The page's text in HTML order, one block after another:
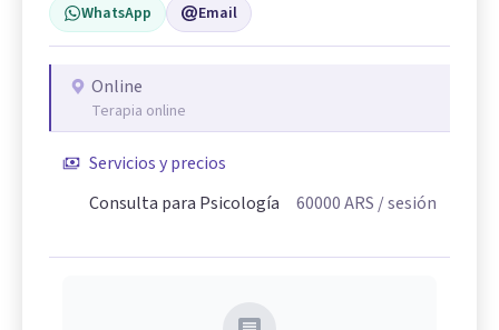
WhatsApp Email
Online
Terapia online
Servicios y precios
Consulta para Psicología
60000ARS / sesión